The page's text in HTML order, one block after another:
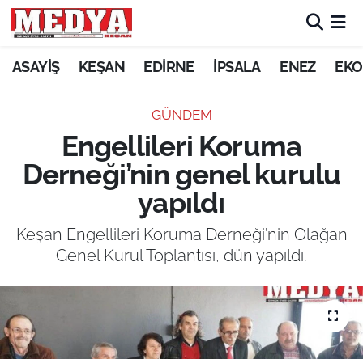
ASAYİŞ KEŞAN EDİRNE İPSALA ENEZ
GÜNDEM
Engellileri Koruma
Derneği’nin genel kurulu
yapıldı
Keşan Engellileri Koruma Derneği’nin Olağan
Genel Kurul Toplantısı, dün yapıldı.
KEŞAN
ASAYİŞ
SİYASET
GÜNDEM
EĞİTİM